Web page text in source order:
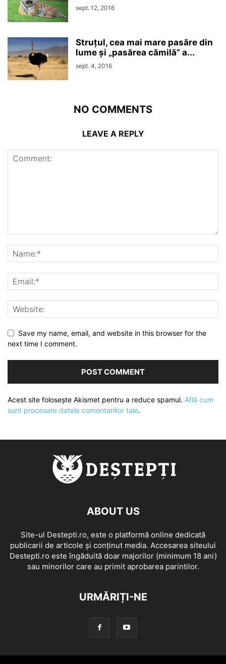
sept. 12, 2016
Struțul, cea mai mare pasăre din
lume și „pasărea cămilă” a...
sept. 4, 2016
NO COMMENTS
LEAVE A REPLY
Save my name, email, and website in this browser for the
next time I comment.
Acest site folosește Akismet pentru a reduce spamul. Află cum
sunt procesate datele comentariilor tale.
ABOUT US
Site-ul Destepti.ro, este o platformă online dedicată
publicarii de articole și conținut media. Accesarea siteului
Destepti.ro este îngăduită doar majorilor (minimum 18 ani)
sau minorilor care au primit aprobarea parintilor.
URMĂRIȚI-NE